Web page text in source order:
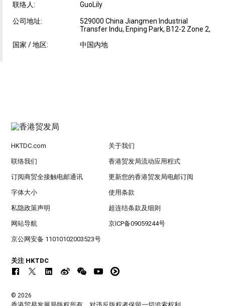
联络人: GuoLily
公司地址:
529000 China Jiangmen Industrial
Transfer Indu, Enping Park, B12-2 Zone 2,
国家 / 地区:
中国内地
HKTDC.com 关于我们
联络我们 香港贸发局流动应用程式
订阅商贸全接触电邮通讯 更新您的香港贸发局电邮订阅
字体大小 使用条款
私隐政策声明 超连结条款及细则
网站导航 京ICP备09059244号
京公网安备 11010102003523号
关注 HKTDC
© 2026